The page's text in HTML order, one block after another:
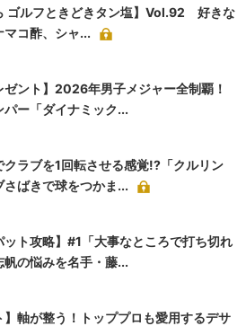
ゴルフときどきタン塩】Vol.92 好きな
マコ酢、シャ...
ゼント】2026年男子メジャー全制覇！
パー「ダイナミック...
クラブを1回転させる感覚!?「クルリン
さばきで球をつかま...
ット攻略】#1「大事なところで打ち切れ
帆の悩みを名手・藤...
】軸が整う！トッププロも愛用するデサ